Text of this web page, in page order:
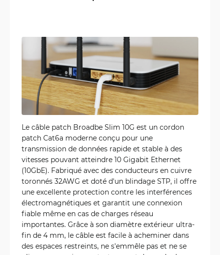
Le câble patch Broadbe Slim 10G est un cordon
patch Cat6a moderne conçu pour une
transmission de données rapide et stable à des
vitesses pouvant atteindre 10 Gigabit Ethernet
(10GbE). Fabriqué avec des conducteurs en cuivre
toronnés 32AWG et doté d'un blindage STP, il offre
une excellente protection contre les interférences
électromagnétiques et garantit une connexion
fiable même en cas de charges réseau
importantes. Grâce à son diamètre extérieur ultra-
fin de 4 mm, le câble est facile à acheminer dans
des espaces restreints, ne s'emmêle pas et ne se